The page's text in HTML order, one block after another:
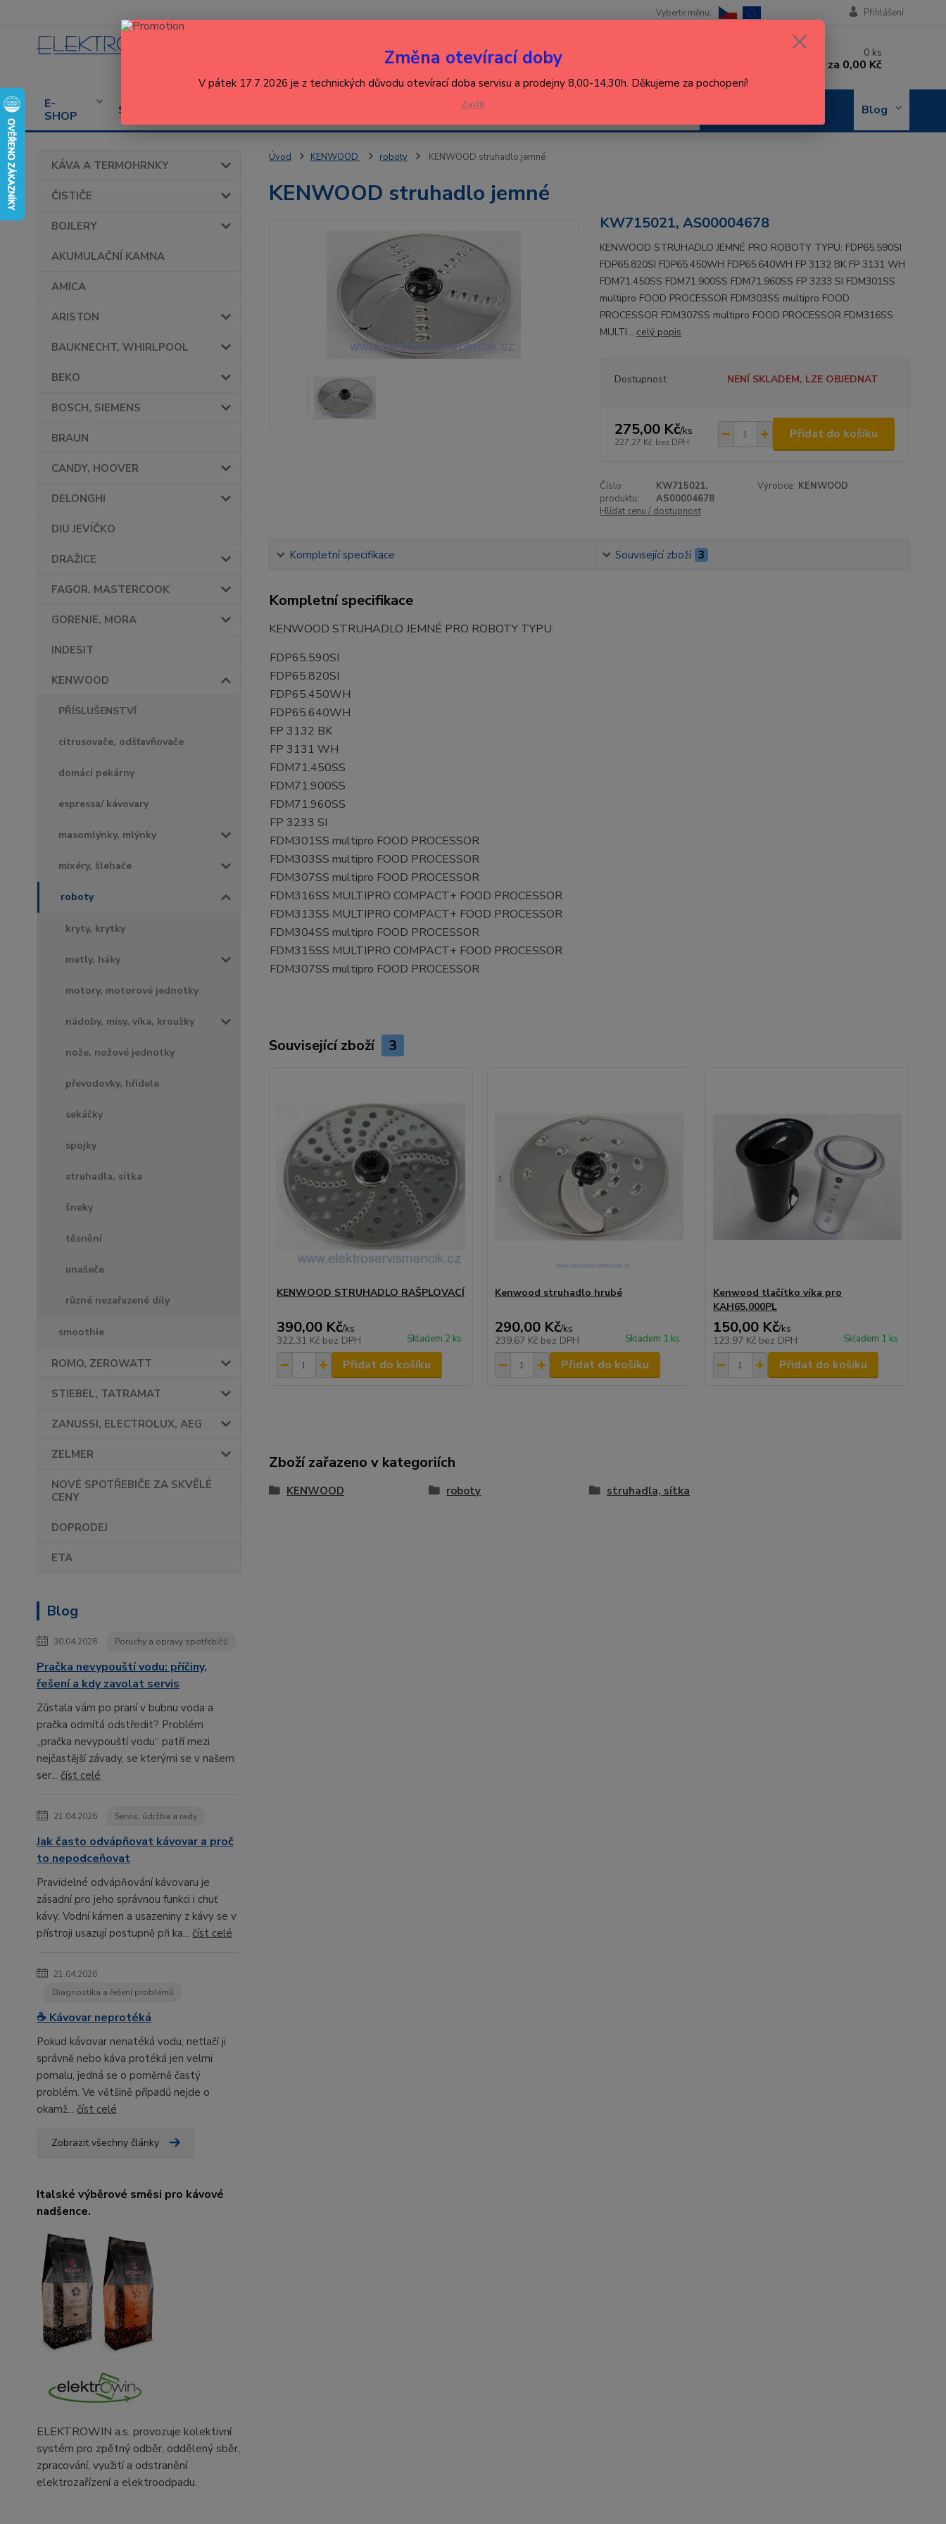
E-
SHOP
SERVIS KONTAKT Blog
Přihlášení
Hledat 0 ks
za 0,00 Kč
KÁVA A TERMOHRNKY
ČISTIČE
BOJLERY
AKUMULAČNÍ KAMNA
AMICA
ARISTON
BAUKNECHT, WHIRLPOOL
BEKO
BOSCH, SIEMENS
BRAUN
CANDY, HOOVER
DELONGHI
DIU JEVÍČKO
DRAŽICE
FAGOR, MASTERCOOK
GORENJE, MORA
INDESIT
KENWOOD
PŘÍSLUŠENSTVÍ
citrusovače, odšťavňovače
domácí pekárny
espressa/ kávovary
masomlýnky, mlýnky
mixéry, šlehače
roboty
kryty, krytky
metly, háky
motory, motorové jednotky
nádoby, mísy, víka, kroužky
nože, nožové jednotky
převodovky, hřídele
sekáčky
spojky
struhadla, sítka
šneky
těsnění
unašeče
různé nezařazené díly
smoothie
ROMO, ZEROWATT
STIEBEL, TATRAMAT
ZANUSSI, ELECTROLUX, AEG
ZELMER
NOVÉ SPOTŘEBIČE ZA SKVĚLÉ
CENY
DOPRODEJ
ETA
Blog
30.04.2026 Poruchy a opravy spotřebičů
Pračka nevypouští vodu: příčiny,
řešení a kdy zavolat servis
Zůstala vám po praní v bubnu voda a
pračka odmítá odstředit? Problém
„pračka nevypouští vodu“ patří mezi
nejčastější závady, se kterými se v našem
ser... číst celé
21.04.2026 Servis, údržba a rady
Jak často odvápňovat kávovar a proč
to nepodceňovat
Pravidelné odvápňování kávovaru je
zásadní pro jeho správnou funkci i chuť
kávy. Vodní kámen a usazeniny z kávy se v
přístroji usazují postupně při ka... číst celé
21.04.2026
Diagnostika a řešení problémů
☕ Kávovar neprotéká
Pokud kávovar nenatéká vodu, netlačí ji
správně nebo káva protéká jen velmi
pomalu, jedná se o poměrně častý
problém. Ve většině případů nejde o
okamž... číst celé
Zobrazit všechny články
Italské výběrové směsi pro kávové
nadšence.
ELEKTROWIN a.s. provozuje kolektivní
systém pro zpětný odběr, oddělený sběr,
zpracování, využití a odstranění
elektrozařízení a elektroodpadu.
Úvod KENWOOD roboty KENWOOD struhadlo jemné
KENWOOD struhadlo jemné
KW715021, AS00004678
KENWOOD STRUHADLO JEMNÉ PRO ROBOTY TYPU: FDP65.590SI
FDP65.820SI FDP65.450WH FDP65.640WH FP 3132 BK FP 3131 WH
FDM71.450SS FDM71.900SS FDM71.960SS FP 3233 SI FDM301SS
multipro FOOD PROCESSOR FDM303SS multipro FOOD
PROCESSOR FDM307SS multipro FOOD PROCESSOR FDM316SS
MULTI... celý popis
Dostupnost NENÍ SKLADEM, LZE OBJEDNAT
275,00 Kč/ks
227,27 Kč bez DPH
Přidat do košíku
Číslo
produktu:
KW715021,
AS00004678
Výrobce: KENWOOD
Hlídat cenu / dostupnost
Kompletní specifikace Související zboží 3
Kompletní specifikace
KENWOOD STRUHADLO JEMNÉ PRO ROBOTY TYPU:
FDP65.590SI
FDP65.820SI
FDP65.450WH
FDP65.640WH
FP 3132 BK
FP 3131 WH
FDM71.450SS
FDM71.900SS
FDM71.960SS
FP 3233 SI
FDM301SS multipro FOOD PROCESSOR
FDM303SS multipro FOOD PROCESSOR
FDM307SS multipro FOOD PROCESSOR
FDM316SS MULTIPRO COMPACT+ FOOD PROCESSOR
FDM313SS MULTIPRO COMPACT+ FOOD PROCESSOR
FDM304SS multipro FOOD PROCESSOR
FDM315SS MULTIPRO COMPACT+ FOOD PROCESSOR
FDM307SS multipro FOOD PROCESSOR
Související zboží 3
KENWOOD STRUHADLO RAŠPLOVACÍ
390,00 Kč/ks
322,31 Kč bez DPH Skladem 2 ks
Přidat do košíku
Kenwood struhadlo hrubé
290,00 Kč/ks
239,67 Kč bez DPH Skladem 1 ks
Přidat do košíku
Kenwood tlačítko víka pro
KAH65.000PL
150,00 Kč/ks
123,97 Kč bez DPH Skladem 1 ks
Přidat do košíku
Zboží zařazeno v kategoriích
KENWOOD roboty struhadla, sítka
Změna otevírací doby
V pátek 17.7.2026 je z technických důvodu otevírací doba servisu a prodejny 8,00-14,30h. Děkujeme za pochopení!
Zavřít